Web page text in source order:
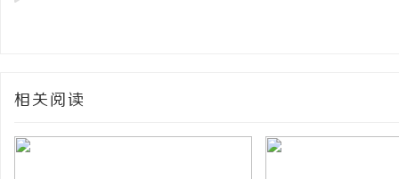
相关阅读